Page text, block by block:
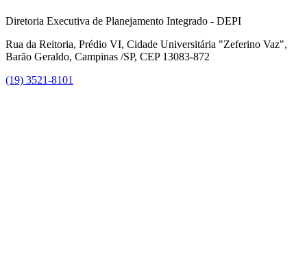
Diretoria Executiva de Planejamento Integrado - DEPI
Rua da Reitoria, Prédio VI, Cidade Universitária "Zeferino Vaz",
Barão Geraldo, Campinas /SP, CEP 13083-872
(19) 3521-8101